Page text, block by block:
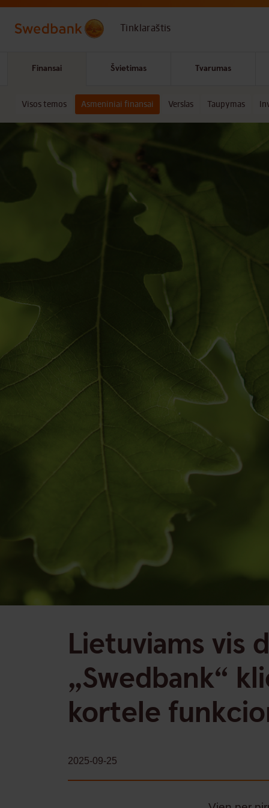
Skip to main content
Tinklaraštis
Finansai Švietimas Tvarumas
Visos temos Asmeniniai finansai Verslas Taupymas
Lietuviams vis
„Swedbank“
kortele
2025-09-25